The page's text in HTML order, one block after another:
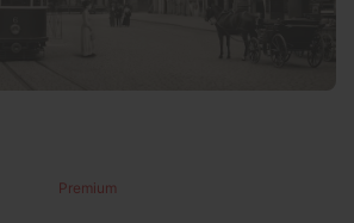
Premium